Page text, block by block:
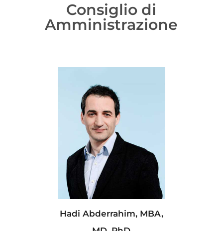
Consiglio di
Amministrazione
Hadi Abderrahim, MBA,